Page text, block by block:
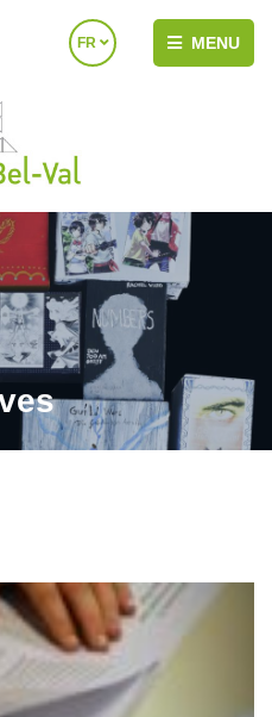
FR MENU